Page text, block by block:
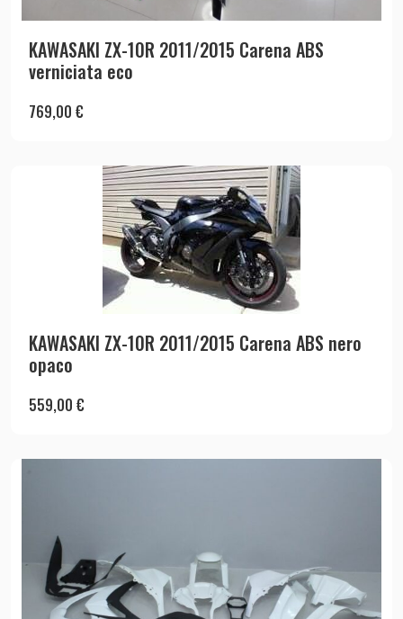
KAWASAKI ZX-10R 2011/2015 Carena ABS
verniciata eco
769,00 €
KAWASAKI ZX-10R 2011/2015 Carena ABS nero
opaco
559,00 €